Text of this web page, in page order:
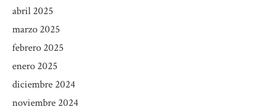
abril 2025
marzo 2025
febrero 2025
enero 2025
diciembre 2024
noviembre 2024